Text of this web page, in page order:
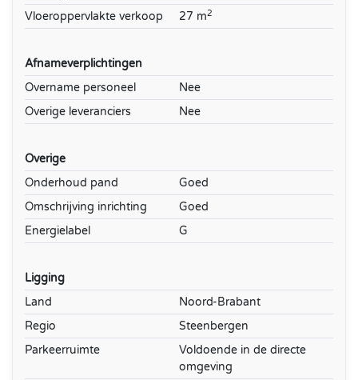
Vloeroppervlakte verkoop 27 m2
Afnameverplichtingen
Overname personeel
Nee
Overige leveranciers
Nee
Overige
Onderhoud pand
Goed
Omschrijving inrichting
Goed
Energielabel
G
Ligging
Land
Noord-Brabant
Regio
Steenbergen
Parkeerruimte
Voldoende in de directe
omgeving